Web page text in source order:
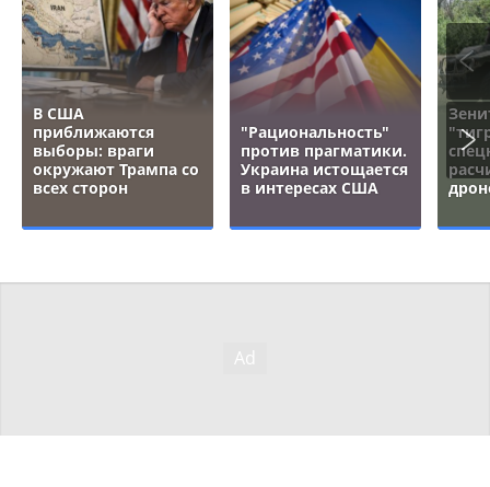
В США
приближаются
выборы: враги
окружают Трампа со
всех сторон
"Рациональность"
против прагматики.
Украина истощается
в интересах США